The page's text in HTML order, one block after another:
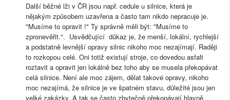
Další běžné lži v ČR jsou např. cedule u silnice, která je
nějakým způsobem uzavřena a často tam nikdo nepracuje je.
"Musíme to opravit !" Ty správně měli být: "Musíme to
zpronevěřit.". Usvědčující důkaz je, že menší, lokální, rychlejší
a podstatně levnější opravy silnic nikoho moc nezajímají. Raději
to rozkopou celé. Oni totiž existují stroje, co dovedou asfalt
roztavit a opravit jen lokálně bez toho aby se musela překopávat
celá silnice. Není ale moc zájem, dělat takové opravy, nikoho
moc nezajímá, že silnice je ve špatném stavu, důležité jsou jen
velké zakázky. A tak se často zbytečně překopávají hlavně